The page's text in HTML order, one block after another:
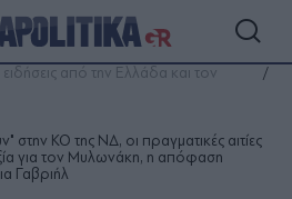
από την Ελλάδα και τον
στην ΚΟ της ΝΔ, οι πραγματικές αιτίες
για τον Μυλωνάκη, η απόφαση
Γαβριήλ